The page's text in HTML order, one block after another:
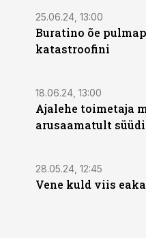
25.06.24, 13:00
Buratino õe
katastroofini
18.06.24, 13:00
Ajalehe toimetaja
arusaamatult süüdi
28.05.24, 12:45
Vene kuld viis